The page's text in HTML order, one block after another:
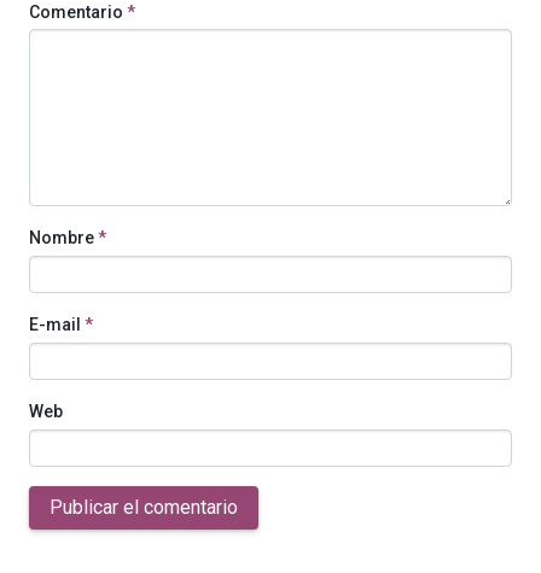
Comentario *
Nombre*
E-mail *
Web
Publicar el comentario